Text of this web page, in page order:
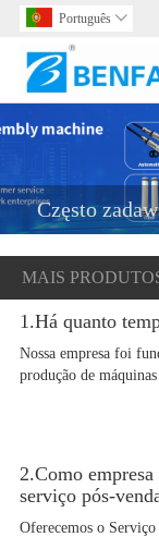
Português 
Często
MAIS
1.Há quanto
Nossa empresa foi
produção de
2.Como
serviço pós-
Oferecemos o